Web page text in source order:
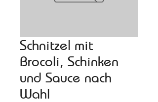
Schnitzel mit
Brocoli, Schinken
und Sauce nach
Wahl